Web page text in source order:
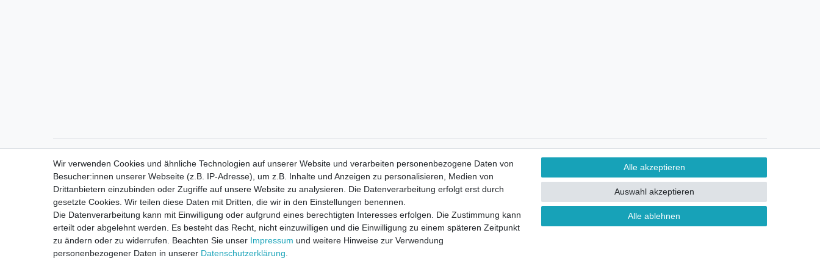
Wir verwenden Cookies und ähnliche Technologien auf unserer Website und verarbeiten personenbezogene Daten von
Besucher:innen unserer Webseite (z.B. IP-Adresse), um z.B. Inhalte und Anzeigen zu personalisieren, Medien von
Drittanbietern einzubinden oder Zugriffe auf unsere Website zu analysieren. Die Datenverarbeitung erfolgt erst durch
gesetzte Cookies. Wir teilen diese Daten mit Dritten, die wir in den Einstellungen benennen.
Die Datenverarbeitung kann mit Einwilligung oder aufgrund eines berechtigten Interesses erfolgen. Die Zustimmung kann
erteilt oder abgelehnt werden. Es besteht das Recht, nicht einzuwilligen und die Einwilligung zu einem späteren Zeitpunkt
zu ändern oder zu widerrufen. Beachten Sie unser Impressum und weitere Hinweise zur Verwendung
personenbezogener Daten in unserer Daten­schutz­erklärung
Alle akzeptieren
Alle ablehnen
Auswahl akzeptieren